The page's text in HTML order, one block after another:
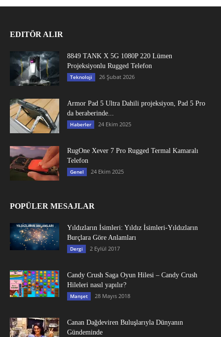
EDITÖR ALIR
8849 TANK X 5G 1080P 220 Lümen
Projeksiyonlu Rugged Telefon
Teknoloji 26 Şubat 2026
Armor Pad 5 Ultra Dahili projeksiyon, Pad 5 Pro
da beraberinde...
Haberler 24 Ekim 2025
RugOne Xever 7 Pro Rugged Termal Kamaralı
Telefon
Genel 24 Ekim 2025
POPÜLER MESAJLAR
Yıldızların İsimleri: Yıldız İsimleri-Yıldızların
Burçlara Göre Anlamları
Dergi 2 Eylül 2017
Candy Crush Saga Oyun Hilesi – Candy Crush
Hileleri nasıl yapılır?
Manşet 28 Mayıs 2018
Canan Dağdeviren Buluşlarıyla Dünyanın
Gündeminde